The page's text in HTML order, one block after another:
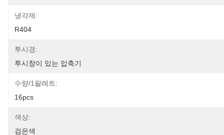
냉각제:
R404
투시경:
투시창이 있는 압축기
수량/1팔레트:
16pcs
색상:
검은색